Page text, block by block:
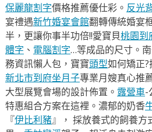
保麗龍割字價格推薦優仕彩。 反光
宴禮遇新竹婚宴會館翻轉傳統婚宴
半，更讓你事半功倍!!愛寶貝桃園到
體字 、 電腦割字…等成品的尺寸。
務資訊懶人包，寶寶頭型如何矯正
新北市到府坐月子專業月嫂真心推
大型展覽會場的設計佈置。 露營車-
特惠組合方案在這裡。濃郁的奶香
『伊比利豬』， 採放養式的飼養方